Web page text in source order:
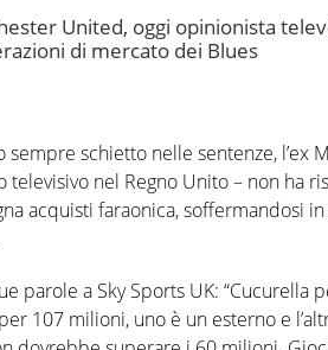
United, oggi opinionista
di mercato dei Blues
sempre schietto nelle sentenze, l’ex
televisivo nel Regno Unito – non ha
acquisti faraonica, soffermandosi
parole a Sky Sports UK:
107 milioni, uno è un esterno e